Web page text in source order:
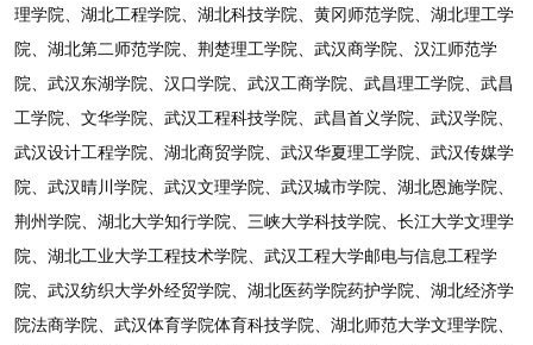
理学院、湖北工程学院、湖北科技学院、黄冈师范学院、湖北理工学
院、湖北第二师范学院、荆楚理工学院、武汉商学院、汉江师范学
院、武汉东湖学院、汉口学院、武汉工商学院、武昌理工学院、武昌
工学院、文华学院、武汉工程科技学院、武昌首义学院、武汉学院、
武汉设计工程学院、湖北商贸学院、武汉华夏理工学院、武汉传媒学
院、武汉晴川学院、武汉文理学院、武汉城市学院、湖北恩施学院、
荆州学院、湖北大学知行学院、三峡大学科技学院、长江大学文理学
院、湖北工业大学工程技术学院、武汉工程大学邮电与信息工程学
院、武汉纺织大学外经贸学院、湖北医药学院药护学院、湖北经济学
院法商学院、武汉体育学院体育科技学院、湖北师范大学文理学院、